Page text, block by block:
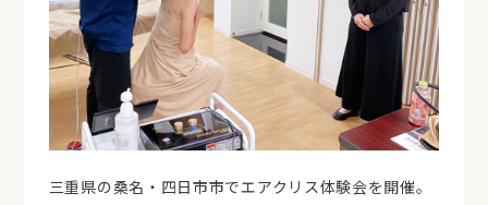
三重県の桑名・四日市市でエアクリス体験会を開催。